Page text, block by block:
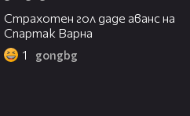
Страхотен гол даде аванс на
Спартак Варна
1 gongbg